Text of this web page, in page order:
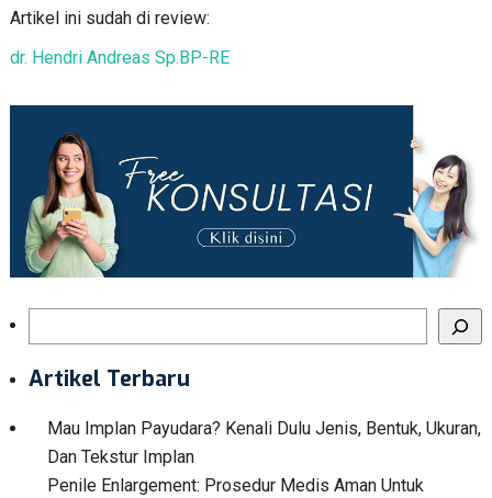
Artikel ini sudah di review:
dr. Hendri Andreas Sp.BP-RE
Artikel Terbaru
Mau Implan Payudara? Kenali Dulu Jenis, Bentuk, Ukuran,
Dan Tekstur Implan
Penile Enlargement: Prosedur Medis Aman Untuk